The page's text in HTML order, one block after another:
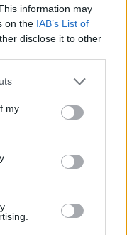
information may
on the IAB’s List of
disclose it to other
my